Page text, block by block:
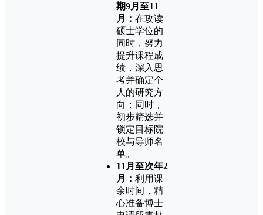
期9月至11
月： 在攻读
硕士学位的
同时，努力
提升课程成
绩，深入思
考并确定个
人的研究方
向；同时，
初步筛选并
锁定目标院
校与导师名
单。
11月至次年2
月： 利用课
余时间，精
心准备博士